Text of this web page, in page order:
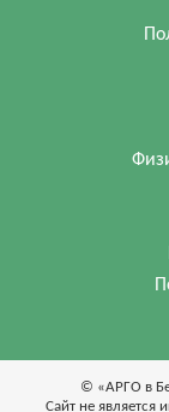
© «АРГО в
Cайт не